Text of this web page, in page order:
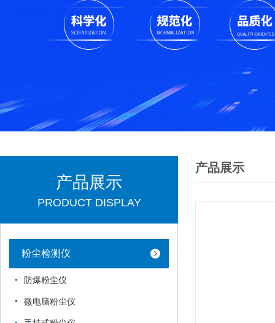
产品展示
PRODUCT DISPLAY
粉尘检测仪
防爆粉尘仪
微电脑粉尘仪
产品展示